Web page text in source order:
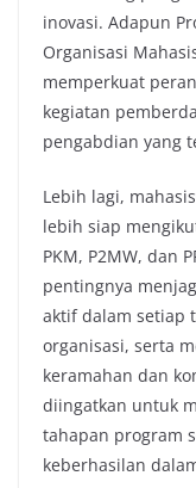
inovasi. Adapun
Organisasi
memperkuat
kegiatan
pengabdian yang
Lebih lagi,
lebih siap
PKM, P2MW, dan
pentingnya
aktif dalam setiap
organisasi, serta
keramahan dan
diingatkan untuk
tahapan program
keberhasilan